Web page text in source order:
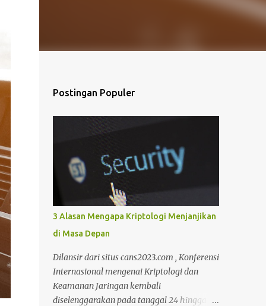
Postingan Populer
3 Alasan Mengapa Kriptologi Menjanjikan
di Masa Depan
Dilansir dari situs cans2023.com , Konferensi
Internasional mengenai Kriptologi dan
Keamanan Jaringan kembali
diselenggarakan pada tanggal 24 hingga 27